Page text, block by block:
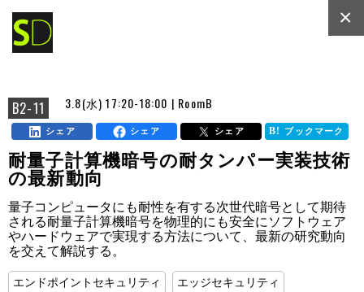
B2-11 3.8(水) 17:20-18:00 | RoomB
×
シェア シェア シェア ブックマーク
耐量子計算機暗号の耐タンパー実装技術
の最新動向
量子コンピュータにも耐性を有する次世代暗号として期待
される耐量子計算機暗号を物理的にも安全にソフトウェア
やハードウェアで実現する方法について、最新の研究動向
を交えて解説する。
エンドポイントセキュリティ
エッジセキュリティ